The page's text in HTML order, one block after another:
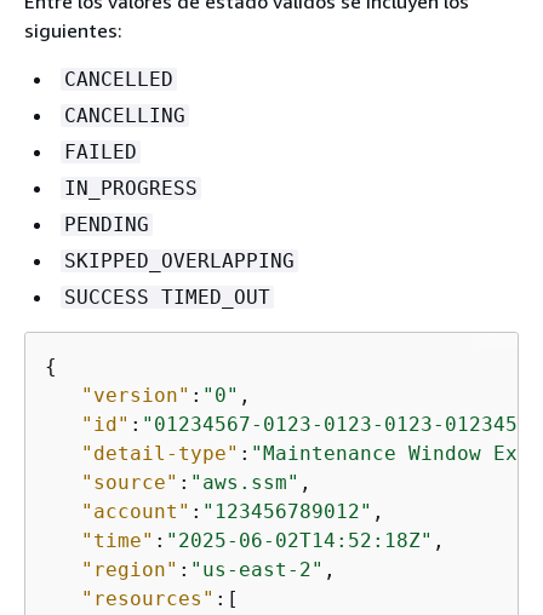
siguientes:
CANCELLED
CANCELLING
FAILED
IN_PROGRESS
PENDING
SKIPPED_OVERLAPPING
SUCCESS TIMED_OUT
{
"version" : "0" ,
"id" : "01234567-0123-0123-0123-
"detail-type" : "Maintenance Window
"source" : "aws.ssm" ,
"account" : "123456789012" ,
"time" : "2025-06-02T14:52:18Z" ,
"region" : "us-east-2" ,
"resources" :[